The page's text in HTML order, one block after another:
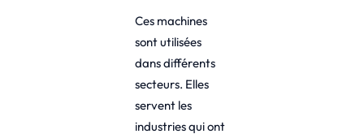
Ces machines
sont utilisées
dans différents
secteurs. Elles
servent les
industries qui ont